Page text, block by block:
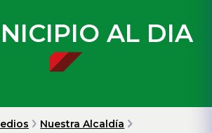
AL DIA
Nuestra Alcaldía